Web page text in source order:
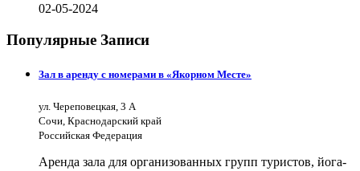
02-05-2024
Популярные Записи
Зал в аренду с номерами в «Якорном Месте»
ул. Череповецкая, 3 А
Сочи, Краснодарский край
Российская Федерация
Аренда зала для организованных групп туристов, йога-